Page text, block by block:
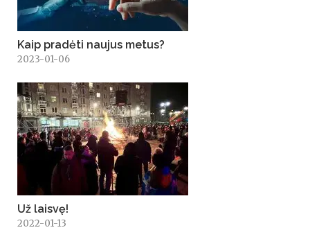
Kaip pradėti naujus metus?
2023-01-06
Už laisvę!
2022-01-13